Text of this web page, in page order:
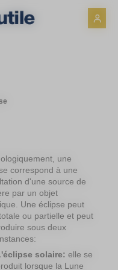
une
correspond à une
d'une source de
par un objet
Une éclipse peut
ou partielle et peut
sous deux
solaire: elle se
lorsque la Lune